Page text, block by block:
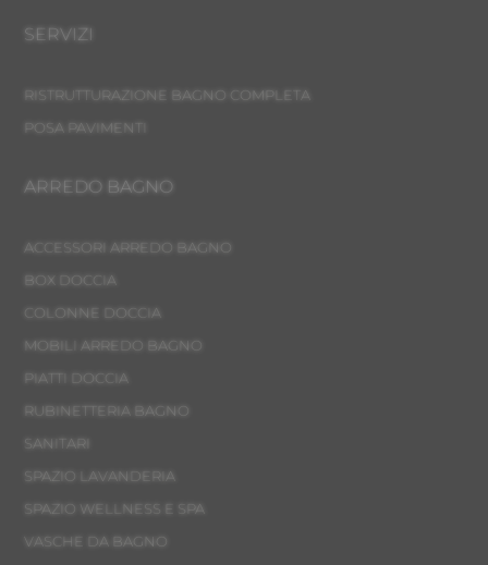
SERVIZI
RISTRUTTURAZIONE BAGNO COMPLETA
POSA PAVIMENTI
ARREDO BAGNO
ACCESSORI ARREDO BAGNO
BOX DOCCIA
COLONNE DOCCIA
MOBILI ARREDO BAGNO
PIATTI DOCCIA
RUBINETTERIA BAGNO
SANITARI
SPAZIO LAVANDERIA
SPAZIO WELLNESS E SPA
VASCHE DA BAGNO